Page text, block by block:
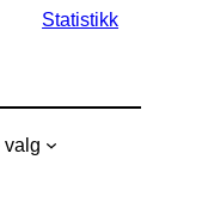
Statistikk
valg